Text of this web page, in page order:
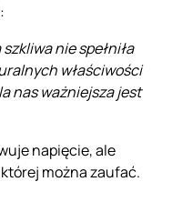
nie spełniła
właściwości
nas ważniejsza jest
napięcie, ale
można zaufać.